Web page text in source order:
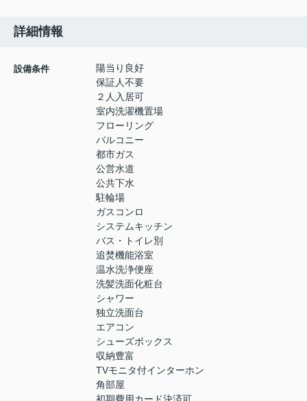
詳細情報
設備条件
陽当り良好
保証人不要
２人入居可
室内洗濯機置場
フローリング
バルコニー
都市ガス
公営水道
公共下水
駐輪場
ガスコンロ
システムキッチン
バス・トイレ別
追焚機能浴室
温水洗浄便座
洗髪洗面化粧台
シャワー
独立洗面台
エアコン
シューズボックス
収納豊富
TVモニタ付インターホン
角部屋